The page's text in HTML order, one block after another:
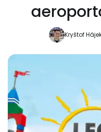
Kryštof
Continuar